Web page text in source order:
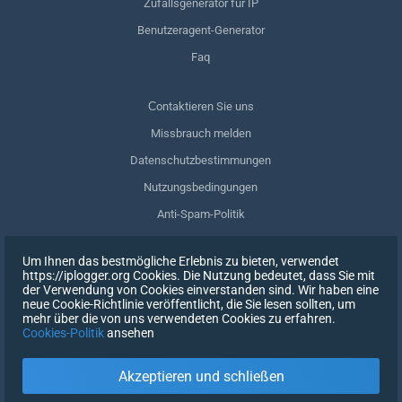
Zufallsgenerator für IP
Benutzeragent-Generator
Faq
Сontaktieren Sie uns
Missbrauch melden
Datenschutzbestimmungen
Nutzungsbedingungen
Anti-Spam-Politik
Meine Daten löschen
Zustimmung zurückziehen
EINTRAGEN
Um Ihnen das bestmögliche Erlebnis zu bieten, verwendet
https://iplogger.org Cookies. Die Nutzung bedeutet, dass Sie mit
der Verwendung von Cookies einverstanden sind. Wir haben eine
neue Cookie-Richtlinie veröffentlicht, die Sie lesen sollten, um
mehr über die von uns verwendeten Cookies zu erfahren.
Cookies-Politikansehen
Akzeptieren und schließen